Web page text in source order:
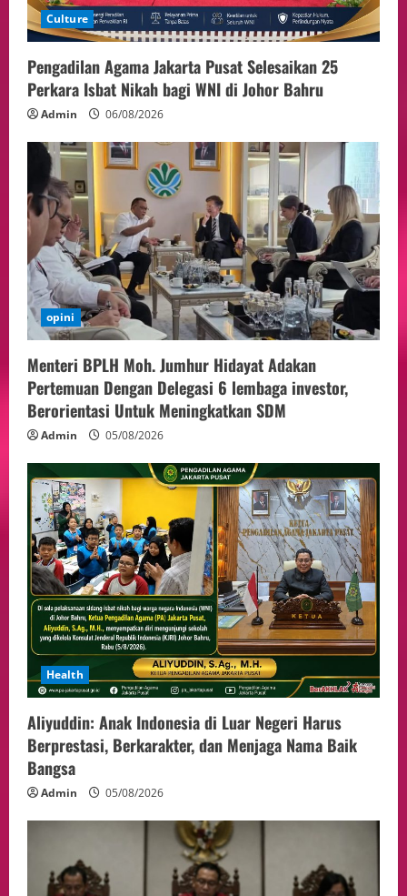
Culture
Pengadilan Agama Jakarta Pusat Selesaikan 25
Perkara Isbat Nikah bagi WNI di Johor Bahru
Admin 06/08/2026
opini
Menteri BPLH Moh. Jumhur Hidayat Adakan
Pertemuan Dengan Delegasi 6 lembaga investor,
Berorientasi Untuk Meningkatkan SDM
Admin 05/08/2026
Health
Aliyuddin: Anak Indonesia di Luar Negeri Harus
Berprestasi, Berkarakter, dan Menjaga Nama Baik
Bangsa
Admin 05/08/2026